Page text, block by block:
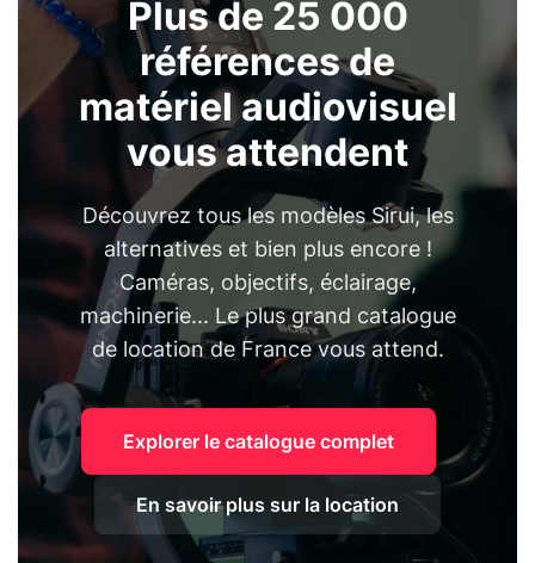
Plus de 25 000
références de
matériel audiovisuel
vous attendent
Découvrez tous les modèles Sirui, les
alternatives et bien plus encore !
Caméras, objectifs, éclairage,
machinerie... Le plus grand catalogue
de location de France vous attend.
Explorer le catalogue complet
En savoir plus sur la location